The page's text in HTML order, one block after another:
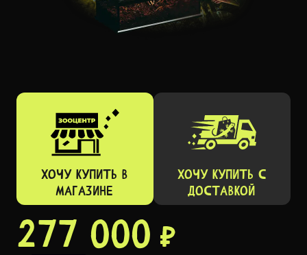
ХОЧУ КУПИТЬ В
МАГАЗИНЕ
ХОЧУ КУПИТЬ C
ДОСТАВКОЙ
277 000 ₽